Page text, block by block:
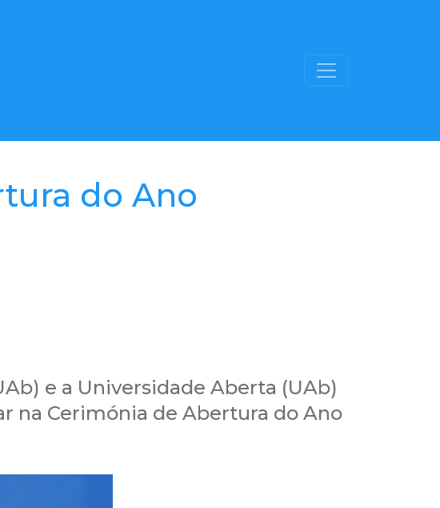
do Ano
e a Universidade Aberta (UAb)
na Cerimónia de Abertura do Ano